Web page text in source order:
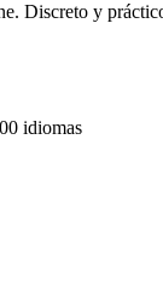
Discreto y
idiomas